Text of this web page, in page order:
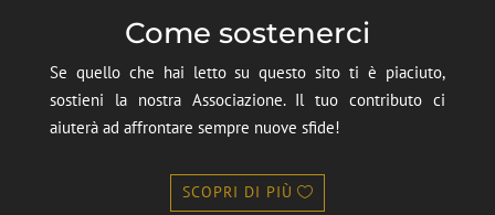
Come sostenerci
Se quello che hai letto su questo sito ti è piaciuto,
sostieni la nostra Associazione. Il tuo contributo ci
aiuterà ad affrontare sempre nuove sfide!
SCOPRI DI PIÙ